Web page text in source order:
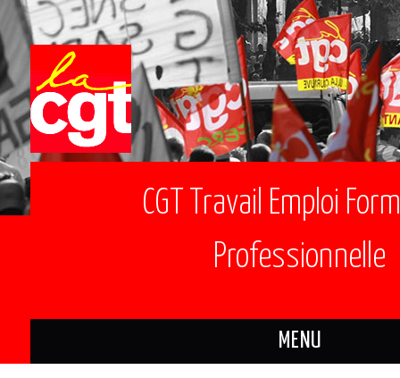
CGT Travail Emploi
Professionnelle
MENU